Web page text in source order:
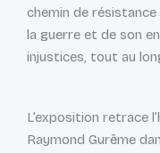
chemin de
la guerre et de son
injustices, tout au
L’exposition retrace
Raymond Gurême